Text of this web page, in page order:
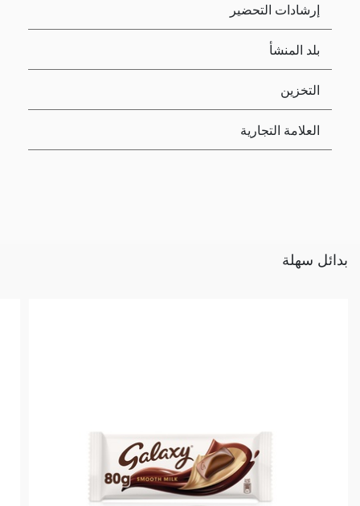
إرشادات التحضير
بلد المنشأ
التخزين
العلامة التجارية
بدائل سهلة